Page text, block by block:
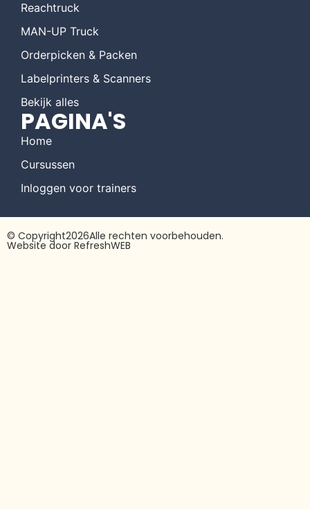
Reachtruck
MAN-UP Truck
Orderpicken & Packen
Labelprinters & Scanners
Bekijk alles
PAGINA'S
Home
Cursussen
Inloggen voor trainers
© Copyright2026Alle rechten voorbehouden.
Website door RefreshWEB